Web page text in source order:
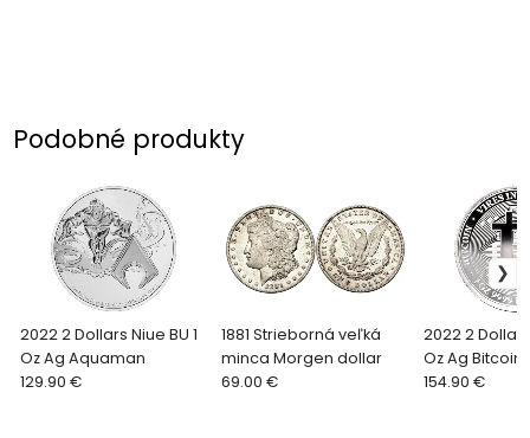
Podobné produkty
2022 2 Dollars Niue BU 1
Oz Ag Aquaman
129.90 €
1881 Strieborná veľká
minca Morgen dollar
69.00 €
2022 2 Dollars
Oz Ag Bitcoin
154.90 €